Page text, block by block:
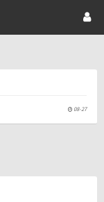
08-27